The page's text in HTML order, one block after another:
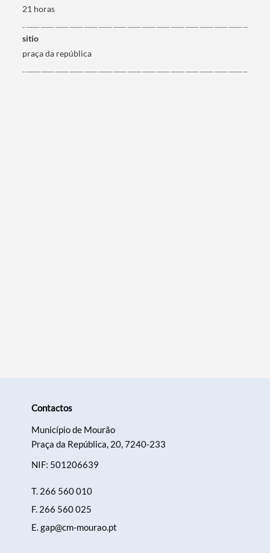
Termo de Pesquisa
21 horas
sitio
praça da república
Contactos
Município de Mourão
Praça da República, 20, 7240-233
NIF: 501206639
T. 266 560 010
F. 266 560 025
E.gap@cm-mourao.pt